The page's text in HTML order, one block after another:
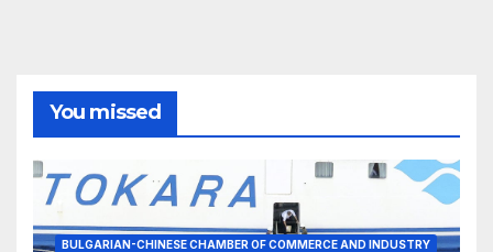
You missed
BULGARIAN-CHINESE CHAMBER OF COMMERCE AND INDUSTRY